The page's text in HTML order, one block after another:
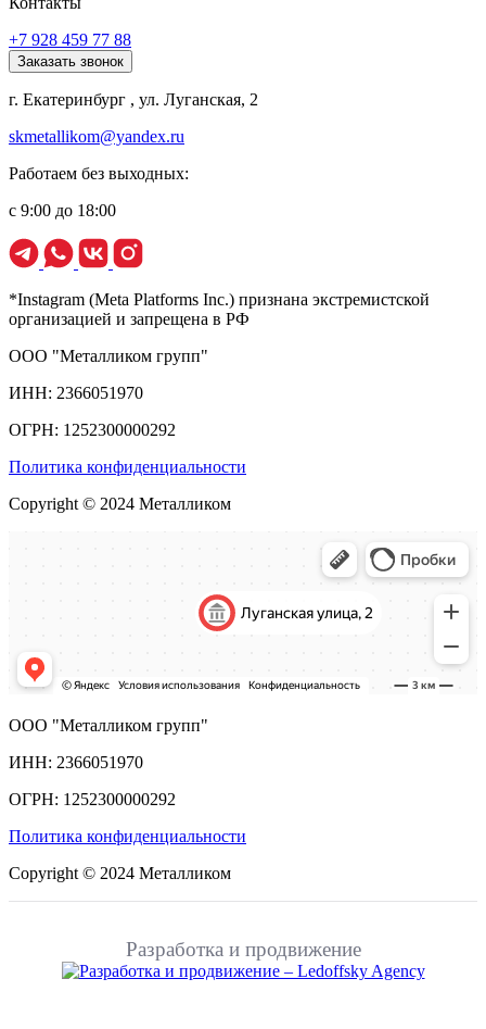
+7 928 459 77 88
Заказать звонок
г. Екатеринбург , ул. Луганская, 2
skmetallikom@yandex.ru
Работаем без выходных:
с 9:00 до 18:00
*Instagram (Meta Platforms Inc.) признана экстремистской
организацией и запрещена в РФ
ООО "Металликом групп"
ИНН: 2366051970
ОГРН: 1252300000292
Политика конфиденциальности
Copyright © 2024 Металликом
ООО "Металликом групп"
ИНН: 2366051970
ОГРН: 1252300000292
Политика конфиденциальности
Copyright © 2024 Металликом
Разработка и продвижение